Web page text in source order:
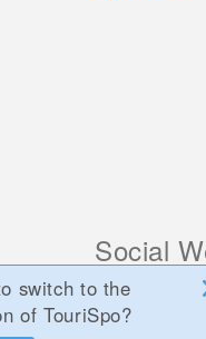
Social
switch to the
of TouriSpo?